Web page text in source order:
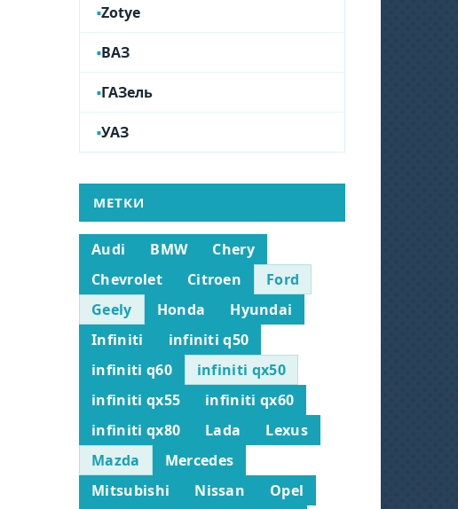
Zotye
ВАЗ
ГАЗель
УАЗ
МЕТКИ
Audi BMW
Chery
Chevrolet
Citroen
Ford
Geely
Honda
Hyundai
Infiniti
infiniti q50
infiniti q60
infiniti qx50
infiniti qx55
infiniti qx60
infiniti qx80
Lada
Lexus
Mazda
Mercedes
Mitsubishi
Nissan
Opel